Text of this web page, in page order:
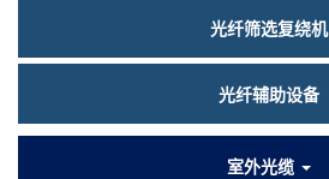
光纤筛选复绕机
光纤辅助设备
室外光缆